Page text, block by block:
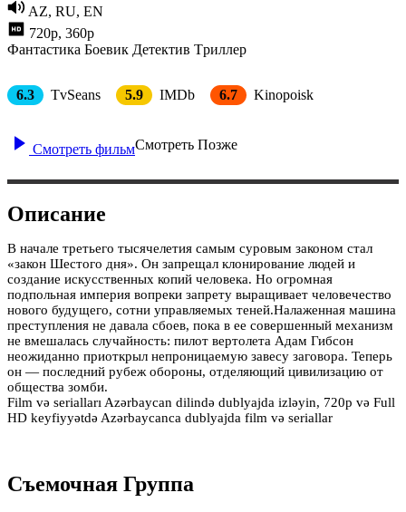
AZ, RU, EN
720p, 360p
Фантастика Боевик Детектив Tриллер
6.3 TvSeans 5.9 IMDb 6.7 Kinopoisk
Смотреть фильмСмотреть Позже
Описание
В начале третьего тысячелетия самым суровым законом стал
«закон Шестого дня». Он запрещал клонирование людей и
создание искусственных копий человека. Но огромная
подпольная империя вопреки запрету выращивает человечество
нового будущего, сотни управляемых теней.Налаженная машина
преступления не давала сбоев, пока в ее совершенный механизм
не вмешалась случайность: пилот вертолета Адам Гибсон
неожиданно приоткрыл непроницаемую завесу заговора. Теперь
он — последний рубеж обороны, отделяющий цивилизацию от
общества зомби.
Film və serialları Azərbaycan dilində dublyajda izləyin, 720p və Full
HD keyfiyyətdə Azərbaycanca dublyajda film və seriallar
Съемочная Группа